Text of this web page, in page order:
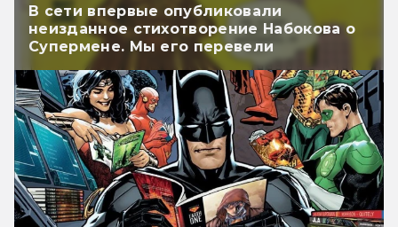
В сети впервые опубликовали
неизданное стихотворение Набокова о
Супермене. Мы его перевели